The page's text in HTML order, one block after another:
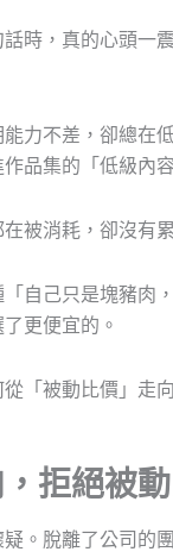
時，真的心頭一
力不差，卻總在
品集的「低級內
被消耗，卻沒有
自己只是塊豬肉
更便宜的。
「被動比價」走
拒絕被
。脫離了公司的